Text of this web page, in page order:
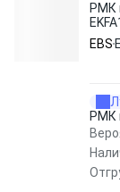
РМК
EBS
РМК